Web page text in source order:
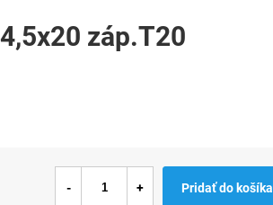
záp.T20
Pridať do košíka